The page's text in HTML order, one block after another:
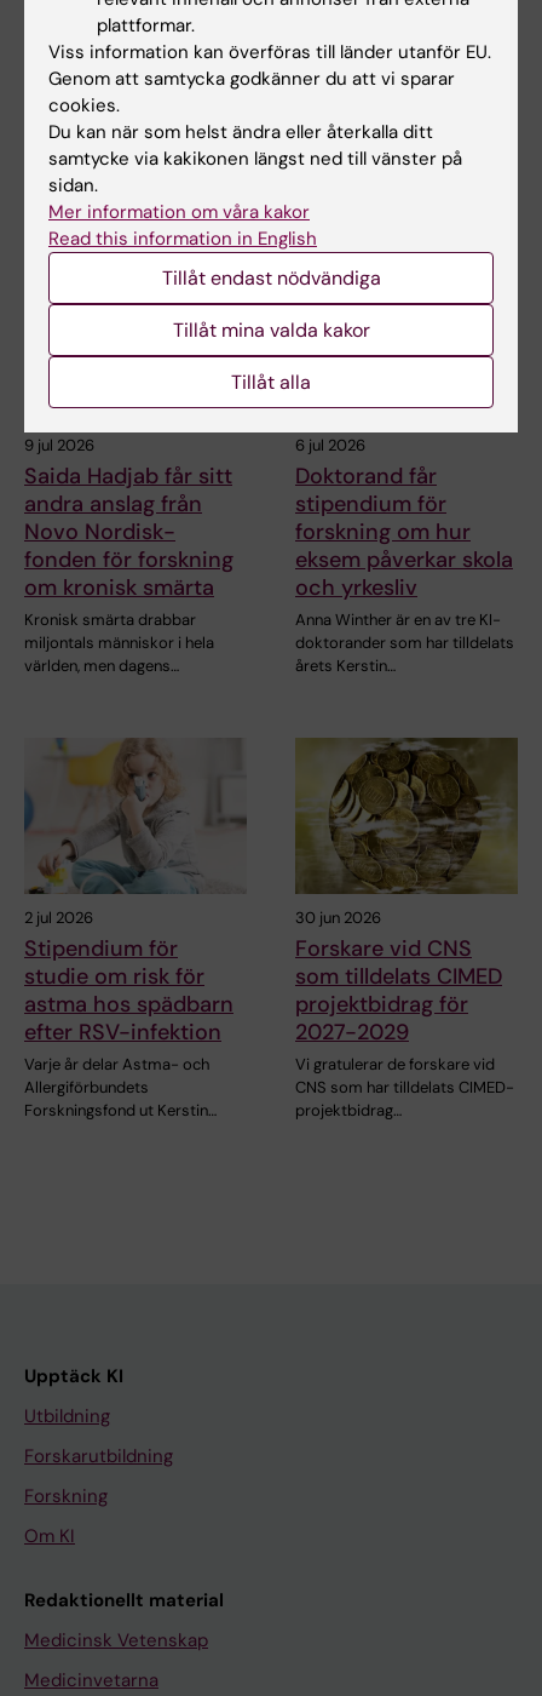
Novo Nordisk-anslag
för forskning om ny
behandling vid
småkärlssjukdom
Helena Karlström, lektor och
docent vid Karolinska
Institutet, har…
nydanande tester av
läkemedel
Vid kardiometabola
sjukdomar som typ-2
diabetes och åderförkalkning…
9 jul 2026
Saida Hadjab får sitt
andra anslag från
Novo Nordisk-
fonden för forskning
om kronisk smärta
Kronisk smärta drabbar
miljontals människor i hela
världen, men dagens…
6 jul 2026
Doktorand får
stipendium för
forskning om hur
eksem påverkar skola
och yrkesliv
Anna Winther är en av tre KI-
doktorander som har tilldelats
årets Kerstin…
2 jul 2026
Stipendium för
studie om risk för
astma hos spädbarn
efter RSV-infektion
Varje år delar Astma- och
Allergiförbundets
Forskningsfond ut Kerstin…
30 jun 2026
Forskare vid CNS
som tilldelats CIMED
projektbidrag för
2027-2029
Vi gratulerar de forskare vid
CNS som har tilldelats CIMED-
projektbidrag…
Upptäck KI
Utbildning
Forskarutbildning
Forskning
Om KI
Redaktionellt material
Medicinsk Vetenskap
Medicinvetarna
plattformar.
Viss information kan överföras till länder utanför EU.
Genom att samtycka godkänner du att vi sparar
cookies.
Du kan när som helst ändra eller återkalla ditt
samtycke via kakikonen längst ned till vänster på
sidan.
Mer information om våra kakor
Read this information in English
Tillåt endast nödvändiga
Tillåt mina valda kakor
Tillåt alla